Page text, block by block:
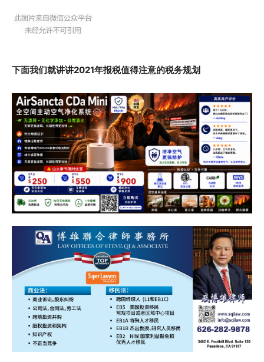
下面我们就讲讲2021年报税值得注意的税务规划